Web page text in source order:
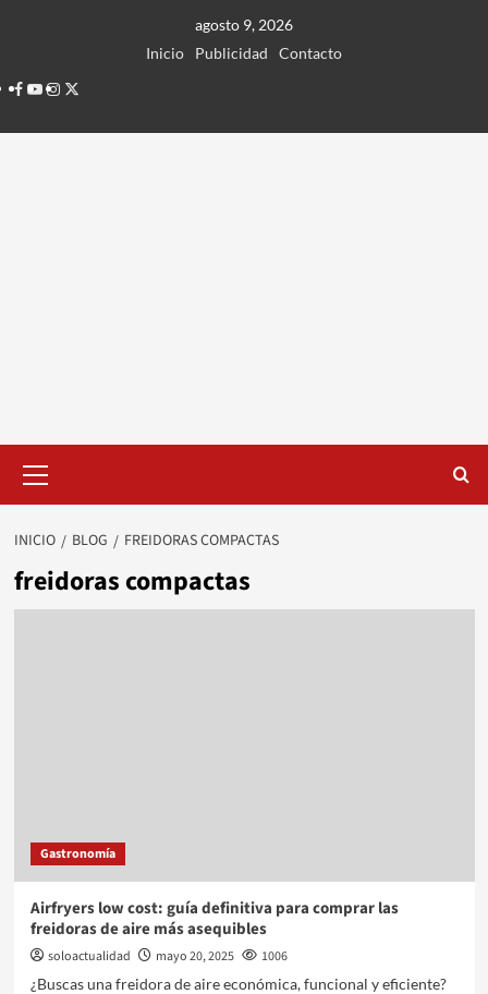
agosto 9, 2026
Inicio
Publicidad
Contacto
Facebook
Youtube
Instagram
Twitter
principal
INICIO BLOG FREIDORAS COMPACTAS
freidoras compactas
Gastronomía
Airfryers low cost: guía definitiva para comprar las
freidoras de aire más asequibles
soloactualidad mayo 20, 2025
1006
¿Buscas una freidora de aire económica, funcional y eficiente?